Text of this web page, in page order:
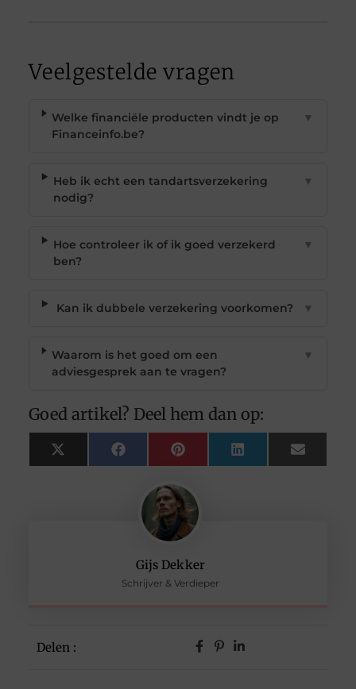
Gijs Dekker
Schrijver & Verdieper
Delen :
Veelgestelde vragen
Welke financiële producten vindt je op
Financeinfo.be?
▼
Heb ik echt een tandartsverzekering
nodig?
▼
Hoe controleer ik of ik goed verzekerd
ben?
▼
Kan ik dubbele verzekering voorkomen? ▼
Waarom is het goed om een
adviesgesprek aan te vragen?
▼
Goed artikel? Deel hem dan op:
X
(Twitter)
FacebookPinterest LinkedIn Email